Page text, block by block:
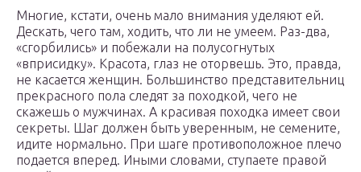
Многие, кстати, очень мало внимания уделяют ей.
Дескать, чего там, ходить, что ли не умеем. Раз-два,
«сгорбились» и побежали на полусогнутых
«вприсидку». Красота, глаз не оторвешь. Это, правда,
не касается женщин. Большинство представительниц
прекрасного пола следят за походкой, чего не
скажешь о мужчинах. А красивая походка имеет свои
секреты. Шаг должен быть уверенным, не семените,
идите нормально. При шаге противоположное плечо
подается вперед. Иными словами, ступаете правой